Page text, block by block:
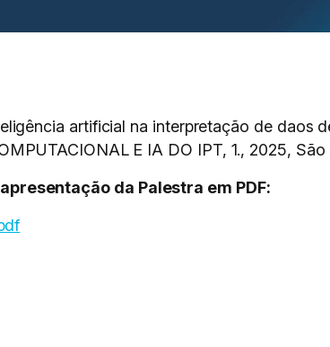
artificial na interpretação de daos
E IA DO IPT, 1., 2025, São
da Palestra em PDF: